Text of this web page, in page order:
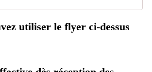
utiliser le flyer ci-dessus